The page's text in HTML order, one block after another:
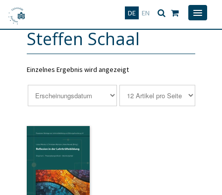
DE EN
Deutsch
Steffen Schaal
Einzelnes Ergebnis wird angezeigt